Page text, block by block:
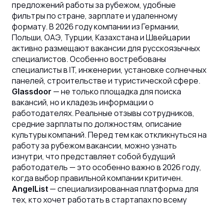
предложений работы за рубежом, удобные
фильтры по стране, зарплате и удаленному
формату. В 2026 году компании из Германии,
Польши, ОАЭ, Турции, Казахстана и Швейцарии
активно размещают вакансии для русскоязычных
специалистов. Особенно востребованы
специалисты в IT, инженерии, установке солнечных
панелей, строительстве и туристической сфере.
Glassdoor — не только площадка для поиска
вакансий, но и кладезь информации о
работодателях. Реальные отзывы сотрудников,
средние зарплаты по должностям, описание
культуры компаний. Перед тем как откликнуться на
работу за рубежом вакансии, можно узнать
изнутри, что представляет собой будущий
работодатель — это особенно важно в 2026 году,
когда выбор правильной компании критичен.
AngelList — специализированная платформа для
тех, кто хочет работать в стартапах по всему